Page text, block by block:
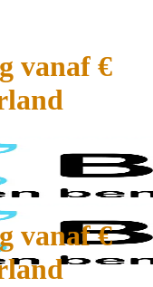
vanaf €
vanaf €